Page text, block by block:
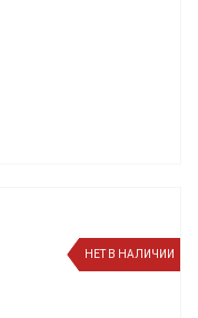
НЕТ В НАЛИЧИИ